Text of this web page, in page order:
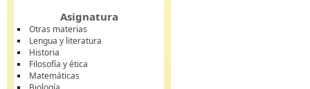
Asignatura
Otras materias
Lengua y literatura
Historia
Filosofía y ética
Matemáticas